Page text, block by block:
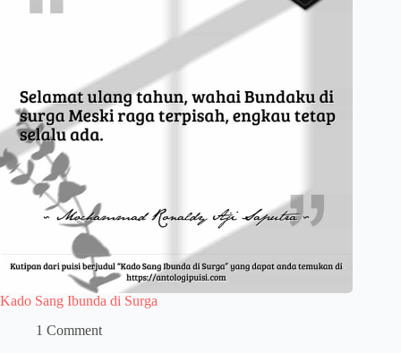
Kado Sang Ibunda di Surga
1 Comment